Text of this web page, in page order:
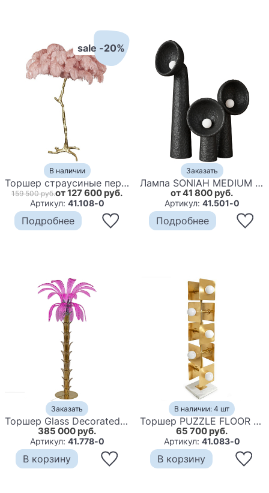
sale -20%
В наличии
Торшер страусиные перья Feather Lamp A MODERN GRAND TOUR
159 500 руб.от 127 600 руб.
Артикул: 41.108-0
Подробнее
Заказать
Лампа SONIAH MEDIUM FLOOR LAMP by FAINA Black
от 41 800 руб.
Артикул: 41.501-0
Подробнее
Заказать
Торшер Glass Decorated Palm Floor Lamp Pink Листья Пальмы
385 000 руб.
Артикул: 41.778-0
В корзину
В наличии: 4 шт
Торшер PUZZLE FLOOR LAMP
65 700 руб.
Артикул: 41.083-0
В корзину